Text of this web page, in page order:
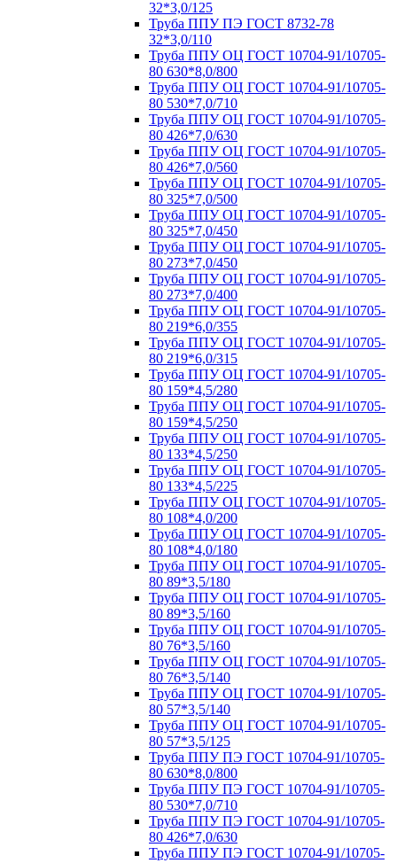
32*3,0/125
Труба ППУ ПЭ ГОСТ 8732-78
32*3,0/110
Труба ППУ ОЦ ГОСТ 10704-91/10705-
80 630*8,0/800
Труба ППУ ОЦ ГОСТ 10704-91/10705-
80 530*7,0/710
Труба ППУ ОЦ ГОСТ 10704-91/10705-
80 426*7,0/630
Труба ППУ ОЦ ГОСТ 10704-91/10705-
80 426*7,0/560
Труба ППУ ОЦ ГОСТ 10704-91/10705-
80 325*7,0/500
Труба ППУ ОЦ ГОСТ 10704-91/10705-
80 325*7,0/450
Труба ППУ ОЦ ГОСТ 10704-91/10705-
80 273*7,0/450
Труба ППУ ОЦ ГОСТ 10704-91/10705-
80 273*7,0/400
Труба ППУ ОЦ ГОСТ 10704-91/10705-
80 219*6,0/355
Труба ППУ ОЦ ГОСТ 10704-91/10705-
80 219*6,0/315
Труба ППУ ОЦ ГОСТ 10704-91/10705-
80 159*4,5/280
Труба ППУ ОЦ ГОСТ 10704-91/10705-
80 159*4,5/250
Труба ППУ ОЦ ГОСТ 10704-91/10705-
80 133*4,5/250
Труба ППУ ОЦ ГОСТ 10704-91/10705-
80 133*4,5/225
Труба ППУ ОЦ ГОСТ 10704-91/10705-
80 108*4,0/200
Труба ППУ ОЦ ГОСТ 10704-91/10705-
80 108*4,0/180
Труба ППУ ОЦ ГОСТ 10704-91/10705-
80 89*3,5/180
Труба ППУ ОЦ ГОСТ 10704-91/10705-
80 89*3,5/160
Труба ППУ ОЦ ГОСТ 10704-91/10705-
80 76*3,5/160
Труба ППУ ОЦ ГОСТ 10704-91/10705-
80 76*3,5/140
Труба ППУ ОЦ ГОСТ 10704-91/10705-
80 57*3,5/140
Труба ППУ ОЦ ГОСТ 10704-91/10705-
80 57*3,5/125
Труба ППУ ПЭ ГОСТ 10704-91/10705-
80 630*8,0/800
Труба ППУ ПЭ ГОСТ 10704-91/10705-
80 530*7,0/710
Труба ППУ ПЭ ГОСТ 10704-91/10705-
80 426*7,0/630
Труба ППУ ПЭ ГОСТ 10704-91/10705-